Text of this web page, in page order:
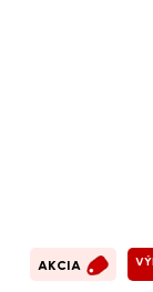
AKCIA